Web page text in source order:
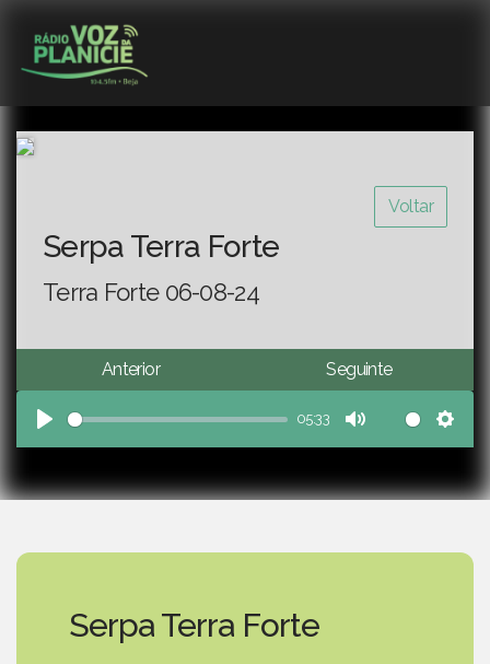
Voltar
Serpa Terra Forte
Terra Forte 06-08-24
Anterior Seguinte
Play
05:33
Mute
Serpa Terra Forte